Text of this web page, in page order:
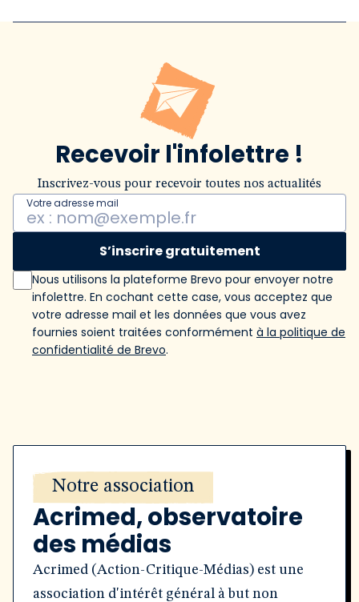
Recevoir l'infolettre !
Inscrivez-vous pour recevoir toutes nos actualités
Votre adresse mail
S’inscrire gratuitement
Nous utilisons la plateforme Brevo pour envoyer notre
infolettre. En cochant cette case, vous acceptez que
votre adresse mail et les données que vous avez
fournies soient traitées conformément à la politique de
confidentialité de Brevo.
Notre association
Acrimed, observatoire
des médias
Acrimed (Action-Critique-Médias) est une
association d'intérêt général à but non